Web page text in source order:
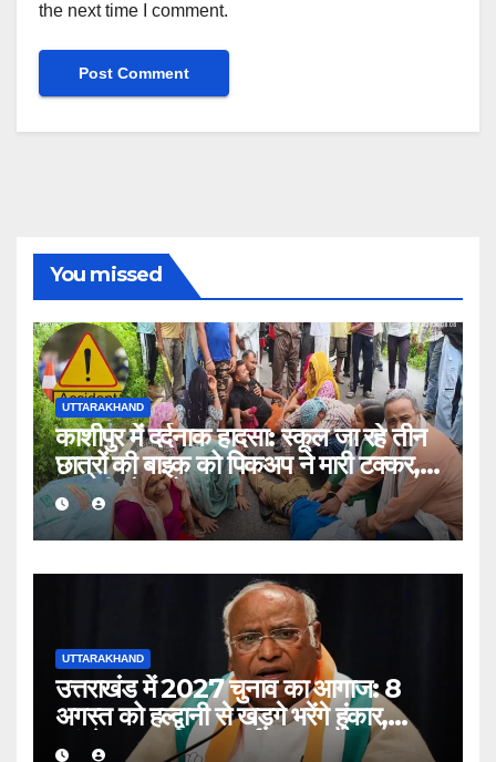
the next time I comment.
You missed
UTTARAKHAND
काशीपुर में दर्दनाक हादसा: स्कूल जा रहे तीन
छात्रों की बाइक को पिकअप ने मारी टक्कर,
एक की मौत, दो घायल
UTTARAKHAND
उत्तराखंड में 2027 चुनाव का आगाज: 8
अगस्त को हल्द्वानी से खड़गे भरेंगे हुंकार,
कांग्रेस का शक्ति प्रदर्शन